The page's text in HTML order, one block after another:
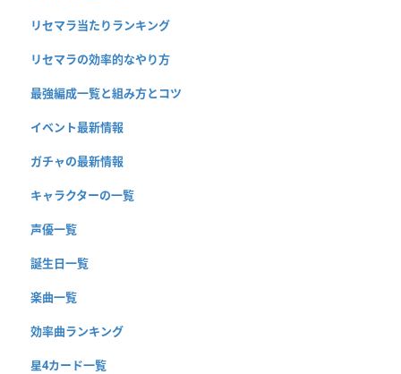
リセマラ当たりランキング
リセマラの効率的なやり方
最強編成一覧と組み方とコツ
イベント最新情報
ガチャの最新情報
キャラクターの一覧
声優一覧
誕生日一覧
楽曲一覧
効率曲ランキング
星4カード一覧